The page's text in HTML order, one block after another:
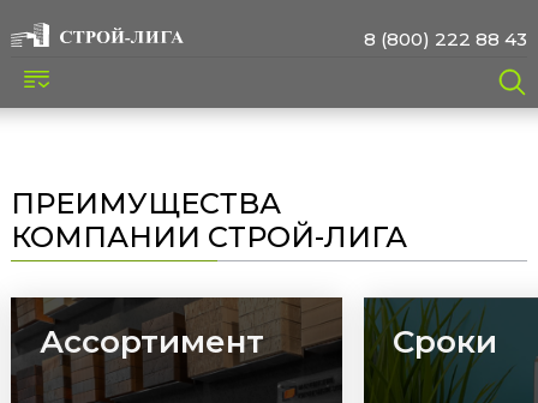
8 (800) 222 88 43
ПРЕИМУЩЕСТВА
КОМПАНИИ СТРОЙ-ЛИГА
Ассортимент Сроки